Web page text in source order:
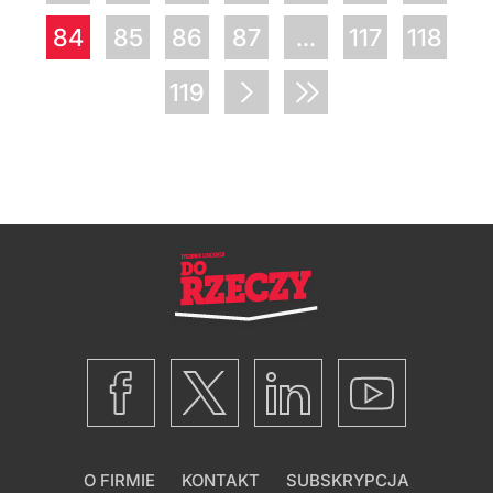
84
85 86 87 ... 117
118
119
O FIRMIE KONTAKT SUBSKRYPCJA